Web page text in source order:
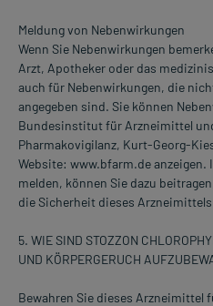
Meldung von Nebenwirkungen
Wenn Sie Nebenwirkungen
Arzt, Apotheker oder das
auch für Nebenwirkungen, die
angegeben sind. Sie können
Bundesinstitut für Arzneimittel
Pharmakovigilanz, Kurt-Georg-
Website: www.bfarm.de anzeigen.
melden, können Sie dazu
die Sicherheit dieses
5. WIE SIND STOZZON
UND KÖRPERGERUCH
Bewahren Sie dieses Arzneimittel